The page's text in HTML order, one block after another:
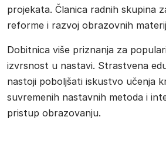
projekata. Članica radnih skupina
reforme i razvoj obrazovnih
Dobitnica više priznanja za
izvrsnost u nastavi. Strastvena
nastoji poboljšati iskustvo učenja
suvremenih nastavnih metoda i
pristup obrazovanju.